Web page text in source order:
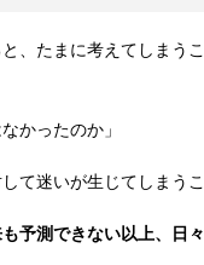
、たまに考えてしまうこ
かったのか」
て迷いが生じてしまう
予測できない以上、日